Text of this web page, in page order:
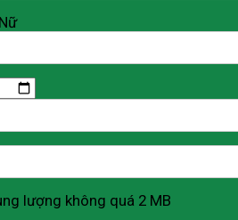
Nữ
lượng không quá 2 MB